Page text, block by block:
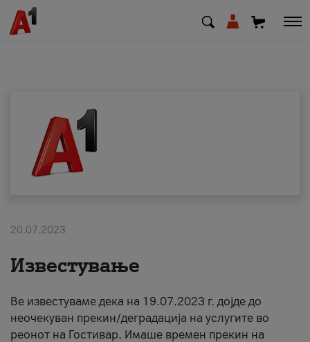
EN
Надополни кредит
Плати сметка
За нас
20.07.2023
Известување
Ве известуваме дека на 19.07.2023 г. дојде до
неочекуван прекин/деградација на услугите во
реонот на Гостивар. Имаше времен прекин на